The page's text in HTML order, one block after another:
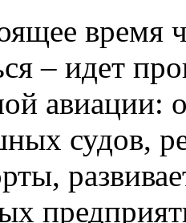
время
– идет
авиации:
судов,